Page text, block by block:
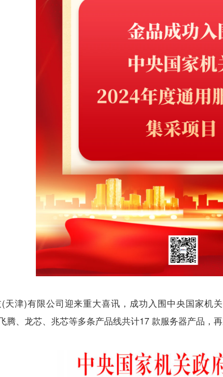
(天津)有限公司迎来重大喜讯，成功入围中央国家机
腾、龙芯、兆芯等多条产品线共计17 款服务器产品，